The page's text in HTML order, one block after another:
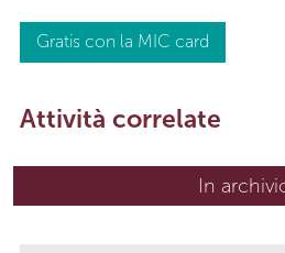
Gratis con la MIC card
Attività correlate
In